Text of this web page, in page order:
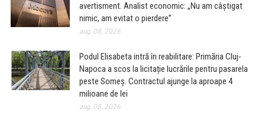
avertisment. Analist economic: „Nu am câștigat
nimic, am evitat o pierdere”
aug. 08, 2026
Podul Elisabeta intră în reabilitare: Primăria Cluj-
Napoca a scos la licitație lucrările pentru pasarela
peste Someș. Contractul ajunge la aproape 4
milioane de lei
aug. 08, 2026